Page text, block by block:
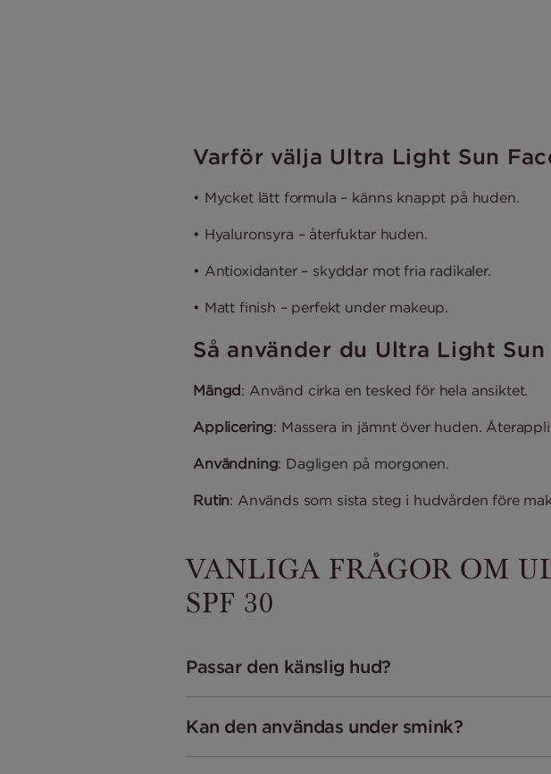
Varför välja Ultra Light Sun
• Mycket lätt formula – känns knappt på huden.
• Hyaluronsyra – återfuktar huden.
• Antioxidanter – skyddar mot fria radikaler.
• Matt finish – perfekt under makeup.
Så använder du Ultra Light
Mängd: Använd cirka en tesked för hela ansiktet.
Applicering: Massera in jämnt över huden.
Användning: Dagligen på morgonen.
Rutin: Används som sista steg i hudvården före
VANLIGA FRÅGOR OM
SPF 30
Passar den känslig hud?
Kan den användas under smink?